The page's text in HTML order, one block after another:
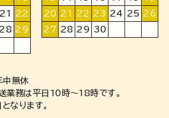
21
22
28 29
20 21 22 23 24 25 26
27 28 29 30
中無休
業務は平日10時～18時です。
なります。